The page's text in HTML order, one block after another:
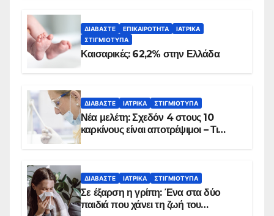
ΔΙΑΒΆΣΤΕ ΕΠΙΚΑΙΡΌΤΗΤΑ
ΙΑΤΡΙΚΆ
ΣΤΙΓΜΙΌΤΥΠΑ
Καισαρικές: 62,2% στην Ελλάδα
ΔΙΑΒΆΣΤΕ ΙΑΤΡΙΚΆ ΣΤΙΓΜΙΌΤΥΠΑ
Νέα μελέτη: Σχεδόν 4 στους 10
καρκίνους είναι αποτρέψιμοι – Τι
ΔΙΑΒΆΣΤΕ ΙΑΤΡΙΚΆ ΣΤΙΓΜΙΌΤΥΠΑ
Σε έξαρση η γρίπη: Ένα στα δύο
παιδιά που χάνει τη ζωή του